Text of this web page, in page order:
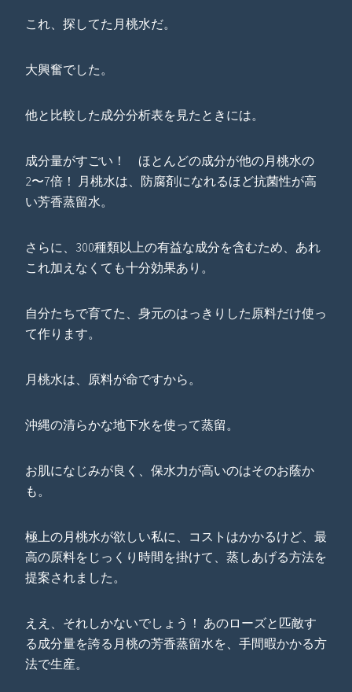
これ、探してた月桃水だ。
大興奮でした。
他と比較した成分分析表を見たときには。
成分量がすごい！ ほとんどの成分が他の月桃水の
2〜7倍！ 月桃水は、防腐剤になれるほど抗菌性が高
い芳香蒸留水。
さらに、300種類以上の有益な成分を含むため、あれ
これ加えなくても十分効果あり。
自分たちで育てた、身元のはっきりした原料だけ使っ
て作ります。
月桃水は、原料が命ですから。
沖縄の清らかな地下水を使って蒸留。
お肌になじみが良く、保水力が高いのはそのお蔭か
も。
極上の月桃水が欲しい私に、コストはかかるけど、最
高の原料をじっくり時間を掛けて、蒸しあげる方法を
提案されました。
ええ、それしかないでしょう！ あのローズと匹敵す
る成分量を誇る月桃の芳香蒸留水を、手間暇かかる方
法で生産。